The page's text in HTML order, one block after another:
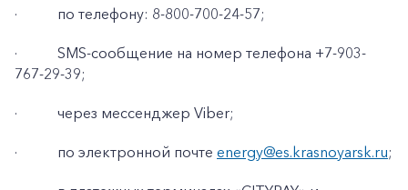
· по телефону: 8-800-700-24-57;
·
SMS-сообщение на номер телефона +7-903-
767-29-39;
· через мессенджер Viber;
· по электронной почте energy@es.krasnoyarsk.ru;